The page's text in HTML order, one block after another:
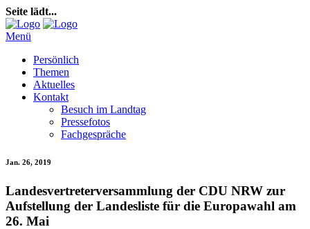
Seite lädt...
Menü
Persönlich
Themen
Aktuelles
Kontakt
Besuch im Landtag
Pressefotos
Fachgespräche
Jan. 26, 2019
Landesvertreterversammlung der CDU NRW zur
Aufstellung der Landesliste für die Europawahl am
26. Mai